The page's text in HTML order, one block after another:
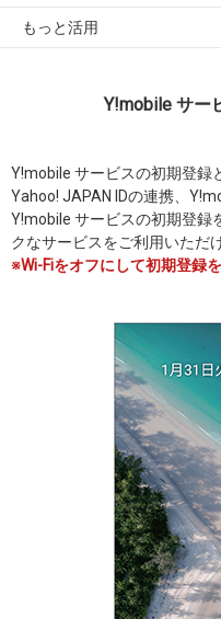
もっと活用
Y!mobile サー
Y!mobile サービスの初期登録
Yahoo! JAPAN IDの連携、
Y!mobile サービスの初期登録
クなサービスをご利用いただ
※Wi-Fiをオフにして初期登録